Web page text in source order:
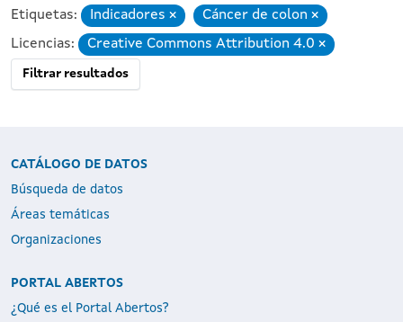
Etiquetas: Indicadores EliminarCáncer de colon Eliminar
Licencias: Creative Commons Attribution 4.0 Eliminar
Filtrar resultados
CATÁLOGO DE DATOS
Búsqueda de datos
Áreas temáticas
Organizaciones
PORTAL ABERTOS
¿Qué es el Portal Abertos?